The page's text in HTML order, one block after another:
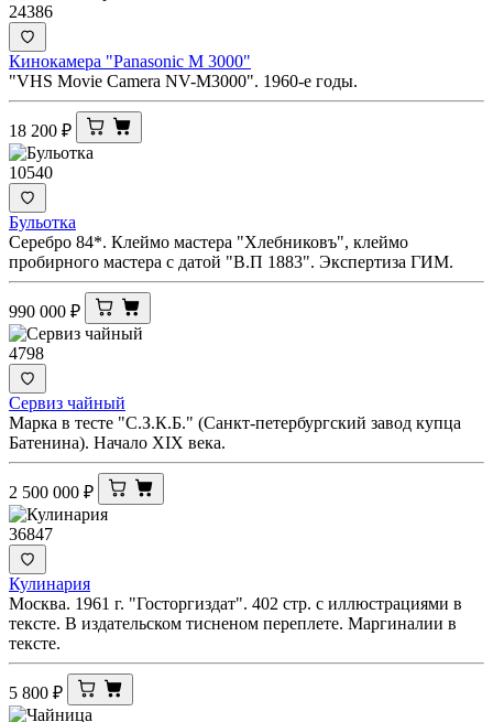
24386
Кинокамера "Panasonic M 3000"
"VHS Movie Camera NV-M3000". 1960-е годы.
18 200 ₽
10540
Бульотка
Серебро 84*. Клеймо мастера "Хлебниковъ", клеймо
пробирного мастера с датой "В.П 1883". Экспертиза ГИМ.
990 000 ₽
4798
Сервиз чайный
Марка в тесте "С.З.К.Б." (Санкт-петербургский завод купца
Батенина). Начало XIX века.
2 500 000 ₽
36847
Кулинария
Москва. 1961 г. "Госторгиздат". 402 стр. с иллюстрациями в
тексте. В издательском тисненом переплете. Маргиналии в
тексте.
5 800 ₽